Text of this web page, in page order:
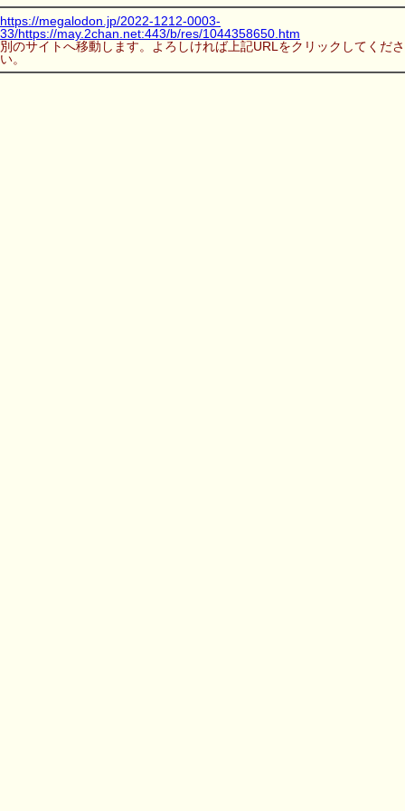
https://megalodon.jp/2022-1212-0003-
33/https://may.2chan.net:443/b/res/1044358650.htm
別のサイトへ移動します。よろしければ上記URLをクリックしてくださ
い。